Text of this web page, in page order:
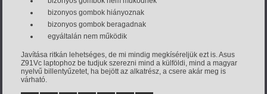
bizonyos gombok hiányoznak
bizonyos gombok beragadnak
egyáltalán nem működik
Javítása ritkán lehetséges, de mi mindig megkíséreljük ezt is. Asus
Z91Vc laptophoz be tudjuk szerezni mind a külföldi, mind a magyar
nyelvű billentyűzetet, ha bejött az alkatrész, a csere akár meg is
várható.